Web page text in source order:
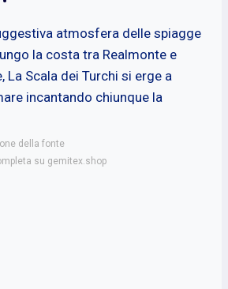
atmosfera delle spiagge
la costa tra Realmonte e
La Scala dei Turchi si erge a
incantando chiunque la
della fonte
su gemitex.shop